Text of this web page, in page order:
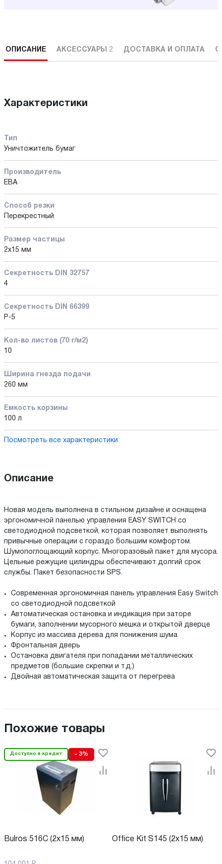
ОПИСАНИЕ АКСЕССУАРЫ 2 ДОСТАВКА И ОПЛАТА
Характеристики
Тип
Уничтожитель бумаг
Производитель
EBA
Способ резки
Перекрестный
Размер частицы
2x15 мм
Секретность DIN 32757
4
Секретность DIN 66399
P-5
Кол-во листов (70 г/м2)
10
Ширина гнезда подачи
260 мм
Емкость корзины
100 л
Посмотреть все характеристики
Описание
Новая модель выполнена в стильном дизайне и оснащена
эргономичной панелью управления EASY SWITCH со
светодиодной подсветкой, которая позволяет выполнять
привычные операции с гораздо большим комфортом.
Шумопоглощающий корпус. Многоразовый пакет для мусора.
Цельные режущие цилиндры обеспечивают долгий срок
службы. Пакет безопасности SPS.
Современная эргономичная панель управления Easy Switch
со светодиодной подсветкой
Автоматическая остановка и индикация при заторе
бумаги, заполнении мусорного мешка и открытой дверце
Корпус из массива дерева для понижения шума
Фронтальная дверь
Остановка двигателя при попадании металлических
предметов (большие скрепки и т.д.)
Двойная автоматическая защита от перегрева
Похожие товары
Доступно в кредит - 3%
Bulros 516C (2x15 мм) Office Kit S145 (2x15 мм)